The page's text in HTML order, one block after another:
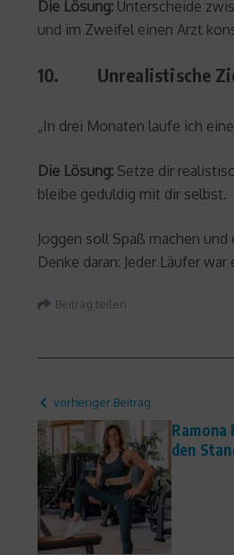
Die Lösung: Unterscheide
und im Zweifel einen Arzt
10. Unrealistische
„In drei Monaten laufe ich
Die Lösung: Setze dir
bleibe geduldig mit dir selbst.
Joggen soll Spaß machen
Denke daran: Jeder Läufer
Beitrag teilen
vorheriger Beitrag
den